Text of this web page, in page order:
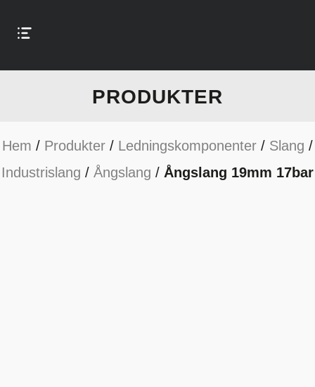
PRODUKTER
Hem / Produkter / Ledningskomponenter / Slang /
Industrislang / Ångslang / Ångslang 19mm 17bar